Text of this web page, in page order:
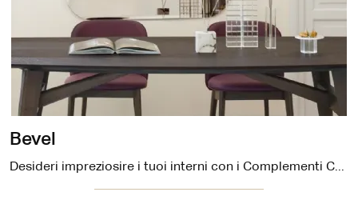
Bevel
Desideri impreziosire i tuoi interni con i Complementi Calligaris? Ti presentiamo diversi modelli di specchi senza cornice come Bevel.